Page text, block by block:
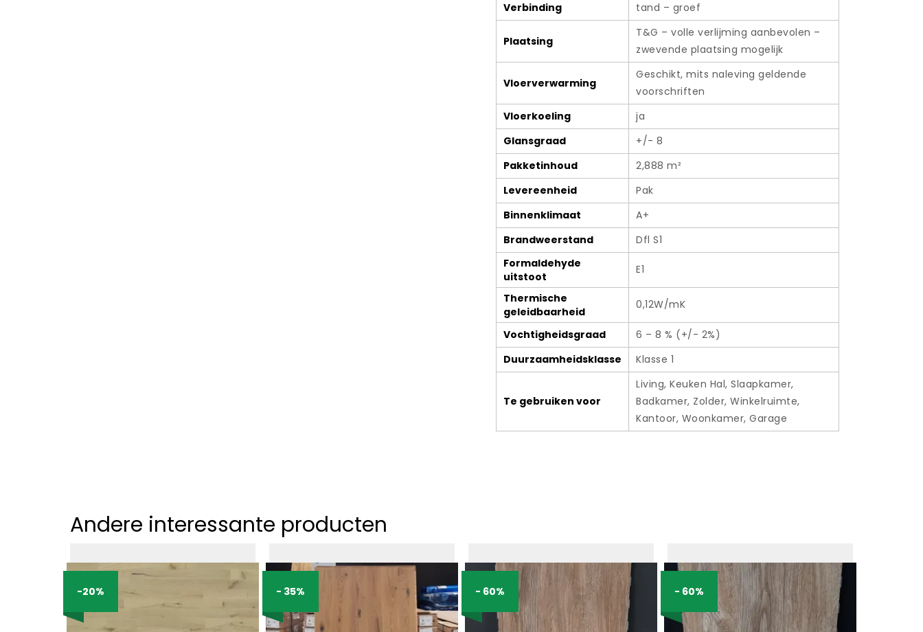
Eiken Parket
Laminaat
Vinyl – PVC – SPC
Ondervloeren
Restpartijen
Plafond- en wandpanelen
Over vloeren
Parket
Laminaat
Vinyl
Verbinding
tand – groef
Plaatsing
T&G – volle verlijming aanbevolen –
zwevende plaatsing mogelijk
Vloerverwarming
Geschikt, mits naleving geldende
voorschriften
Vloerkoeling
ja
Glansgraad
+/- 8
Pakketinhoud
2,888 m²
Levereenheid
Pak
Binnenklimaat
A+
Brandweerstand
Dfl S1
Formaldehyde
uitstoot
E1
Thermische
geleidbaarheid
0,12W/mK
Vochtigheidsgraad
6 – 8 % (+/- 2%)
Duurzaamheidsklasse
Klasse 1
Te gebruiken voor
Living, Keuken Hal, Slaapkamer,
Badkamer, Zolder, Winkelruimte,
Kantoor, Woonkamer, Garage
Andere interessante producten
-20% - 35% - 60% - 60%